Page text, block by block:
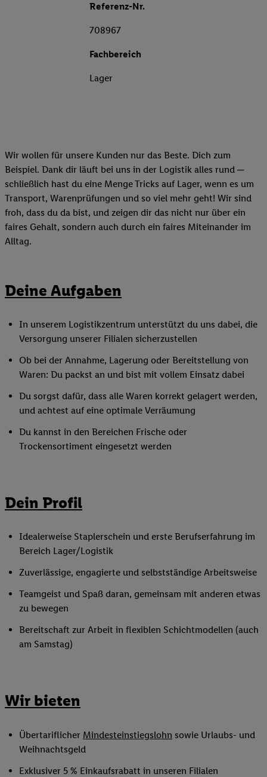
Referenz-Nr.
708967
Fachbereich
Lager
Wir wollen für unsere Kunden nur das Beste. Dich zum
Beispiel. Dank dir läuft bei uns in der Logistik alles rund ─
schließlich hast du eine Menge Tricks auf Lager, wenn es um
Transport, Warenprüfungen und so viel mehr geht! Wir sind
froh, dass du da bist, und zeigen dir das nicht nur über ein
faires Gehalt, sondern auch durch ein faires Miteinander im
Alltag.
Deine Aufgaben
In unserem Logistikzentrum unterstützt du uns dabei, die
Versorgung unserer Filialen sicherzustellen
Ob bei der Annahme, Lagerung oder Bereitstellung von
Waren: Du packst an und bist mit vollem Einsatz dabei
Du sorgst dafür, dass alle Waren korrekt gelagert werden,
und achtest auf eine optimale Verräumung
Du kannst in den Bereichen Frische oder
Trockensortiment eingesetzt werden
Dein Profil
Idealerweise Staplerschein und erste Berufserfahrung im
Bereich Lager/Logistik
Zuverlässige, engagierte und selbstständige Arbeitsweise
Teamgeist und Spaß daran, gemeinsam mit anderen etwas
zu bewegen
Bereitschaft zur Arbeit in flexiblen Schichtmodellen (auch
am Samstag)
Wir bieten
Übertariflicher Mindesteinstiegslohn sowie Urlaubs- und
Weihnachtsgeld
Exklusiver 5 % Einkaufsrabatt in unseren Filialen